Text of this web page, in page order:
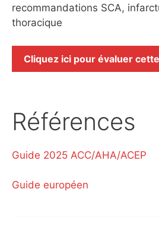
recommandations SCA,
thoracique
Cliquez ici pour évaluer
Références
Guide 2025 ACC/AHA/ACEP
Guide européen